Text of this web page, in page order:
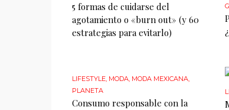
5 formas de cuidarse del
agotamiento o «burn out» (y 60
estrategias para evitarlo)
LIFESTYLE, MODA, MODA MEXICANA,
PLANETA
Consumo responsable con la